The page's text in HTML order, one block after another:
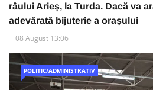
râului Arieș, la Turda. Dacă va
adevărată bijuterie a orașului
08 August 13:06
POLITIC/ADMINISTRATIV